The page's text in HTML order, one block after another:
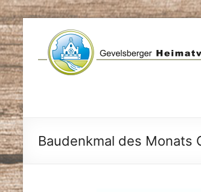
Zum
Inhalt
springen
Baudenkmal des Monats